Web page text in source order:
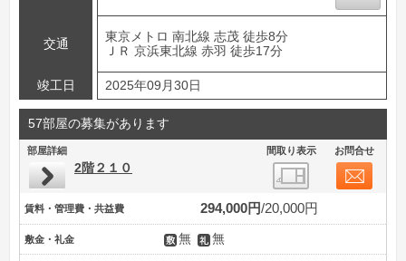
交通
東京メトロ 南北線 志茂 徒歩8分
ＪＲ 京浜東北線 赤羽 徒歩17分
竣工日 2025年09月30日
57部屋の募集があります
部屋詳細 間取り表示 お問合せ
2階２１０
賃料・管理費・共益費 294,000円 20,000円
敷金・礼金 無 無